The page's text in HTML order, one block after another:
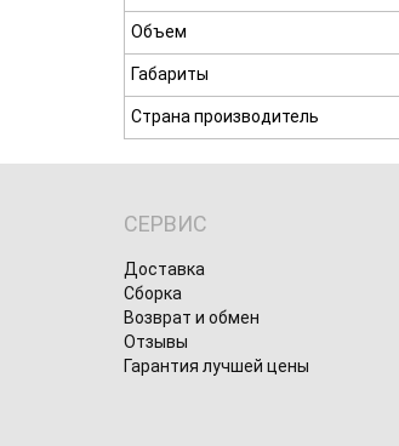
Объем
Габариты
Страна производитель
СЕРВИС
Доставка
Сборка
Возврат и обмен
Отзывы
Гарантия лучшей цены